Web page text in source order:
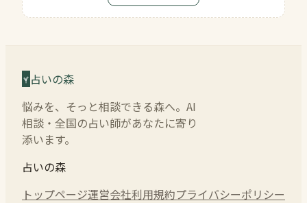
占いの森
悩みを、そっと相談できる森へ。AI
相談・全国の占い師があなたに寄り
添います。
占いの森
トップページ運営会社利用規約プライバシーポリシー